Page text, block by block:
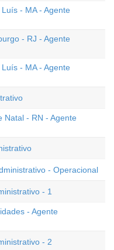
- MA - Agente
- RJ - Agente
- MA - Agente
Natal - RN - Agente
- Operacional
- 1
- Agente
- 2